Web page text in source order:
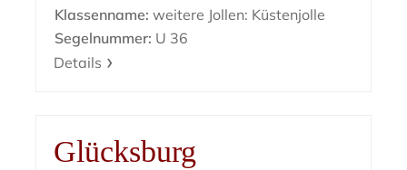
Klassenname: weitere Jollen: Küstenjolle
Segelnummer: U 36
Details
Glücksburg